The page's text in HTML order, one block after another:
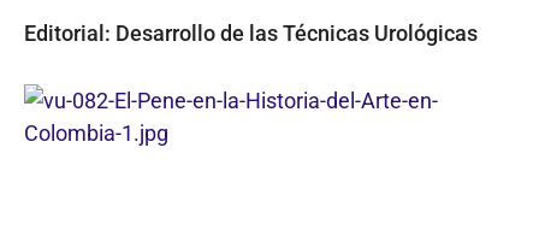
Editorial: Desarrollo de las Técnicas Urológicas